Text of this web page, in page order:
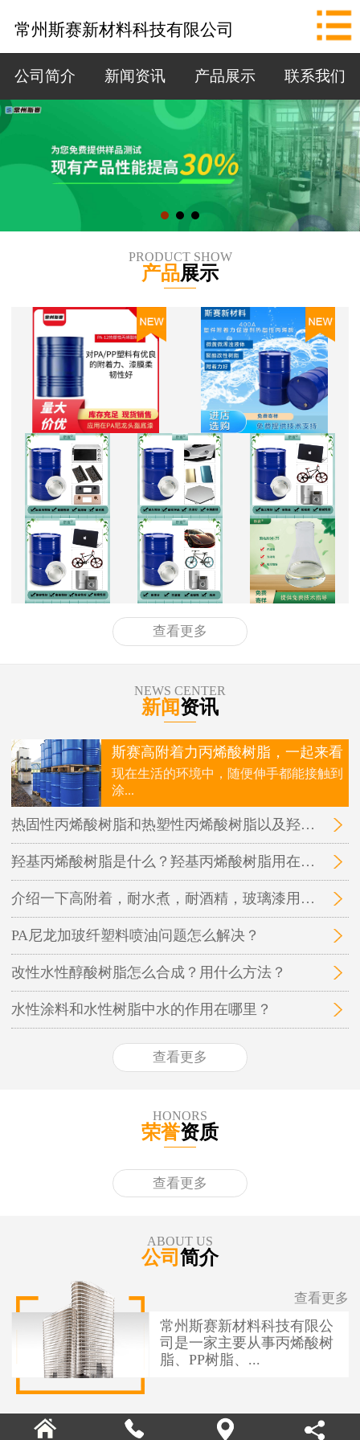
新闻资讯
产品展示
联系我们
拨打电话
常州斯赛新材料科技有限公司
公司简介 新闻资讯 产品展示 联系我们
PRODUCT SHOW
产品展示
查看更多
NEWS CENTER
新闻资讯
斯赛高附着力丙烯酸树脂，一起来看
现在生活的环境中，随便伸手都能接触到
涂...
热固性丙烯酸树脂和热塑性丙烯酸树脂以及羟基丙烯酸树脂三者之间的区别在哪里？
羟基丙烯酸树脂是什么？羟基丙烯酸树脂用在哪里？
介绍一下高附着，耐水煮，耐酒精，玻璃漆用的丙烯酸树脂
PA尼龙加玻纤塑料喷油问题怎么解决？
改性水性醇酸树脂怎么合成？用什么方法？
水性涂料和水性树脂中水的作用在哪里？
查看更多
HONORS
荣誉资质
查看更多
ABOUT US
公司 简介
常州斯赛新材料科技有限公
司是一家主要从事丙烯酸树
脂、PP树脂、...
查看更多